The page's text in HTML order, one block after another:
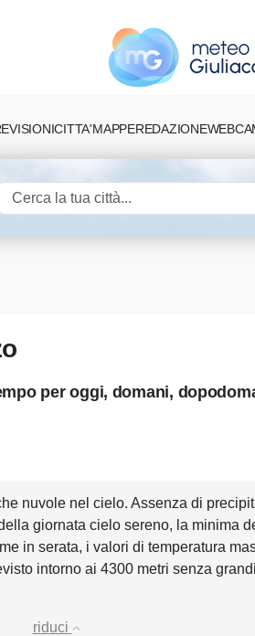
CITTA'MAPPEREDAZIONE
per oggi, domani,
nuvole nel cielo. Assenza di
giornata cielo sereno, la minima
in serata, i valori di temperatura
intorno ai 4300 metri senza
riduci